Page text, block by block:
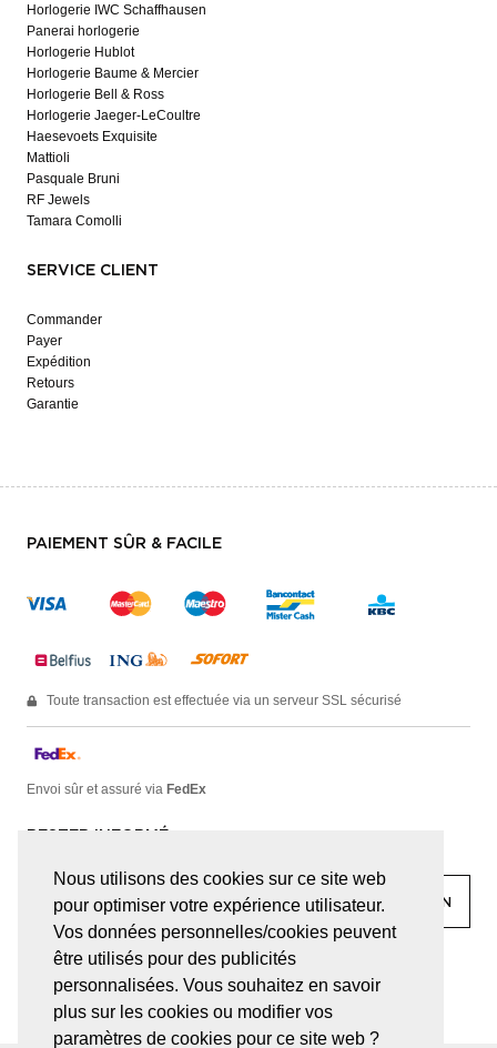
Nous utilisons des cookies sur ce site web
pour optimiser votre expérience utilisateur.
Vos données personnelles/cookies peuvent
être utilisés pour des publicités
personnalisées. Vous souhaitez en savoir
plus sur les cookies ou modifier vos
paramètres de cookies pour ce site web ?
Horlogerie IWC Schaffhausen
Panerai horlogerie
Horlogerie Hublot
Horlogerie Baume & Mercier
Horlogerie Bell & Ross
Horlogerie Jaeger-LeCoultre
Haesevoets Exquisite
Mattioli
Pasquale Bruni
RF Jewels
Tamara Comolli
SERVICE CLIENT
Commander
Payer
Expédition
Retours
Garantie
PAIEMENT SÛR & FACILE
Toute transaction est effectuée via un serveur SSL sécurisé
Envoi sûr et assuré via FedEx
RESTER INFORMÉ
facebook linkedin